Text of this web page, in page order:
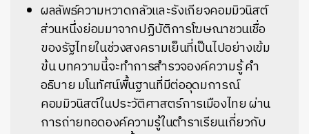
ผลลัพธ์ความหวาดกลัวและรังเกียจคอมมิวนิสต์
ส่วนหนึ่งย่อมมาจากปฏิบัติการโฆษณาชวนเชื่อ
ของรัฐไทยในช่วงสงครามเย็นที่เป็นไปอย่างเข้ม
ข้น บทความนี้จะทำการสำรวจองค์ความรู้ คำ
อธิบาย มโนทัศน์พื้นฐานที่มีต่ออุดมการณ์
คอมมิวนิสต์ในประวัติศาสตร์การเมืองไทย ผ่าน
การถ่ายทอดองค์ความรู้ในตำราเรียนเกี่ยวกับ